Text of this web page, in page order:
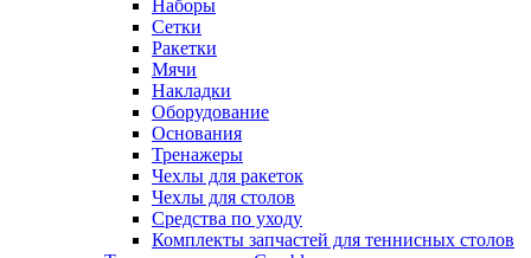
Наборы
Сетки
Ракетки
Мячи
Накладки
Оборудование
Основания
Тренажеры
Чехлы для ракеток
Чехлы для столов
Средства по уходу
Комплекты запчастей для теннисных столов